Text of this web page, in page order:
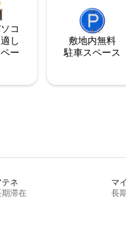
コ
し
ー
敷地内無料
駐⁠車ス⁠ペ⁠ー⁠ス
テネ
期滞在
マ
長